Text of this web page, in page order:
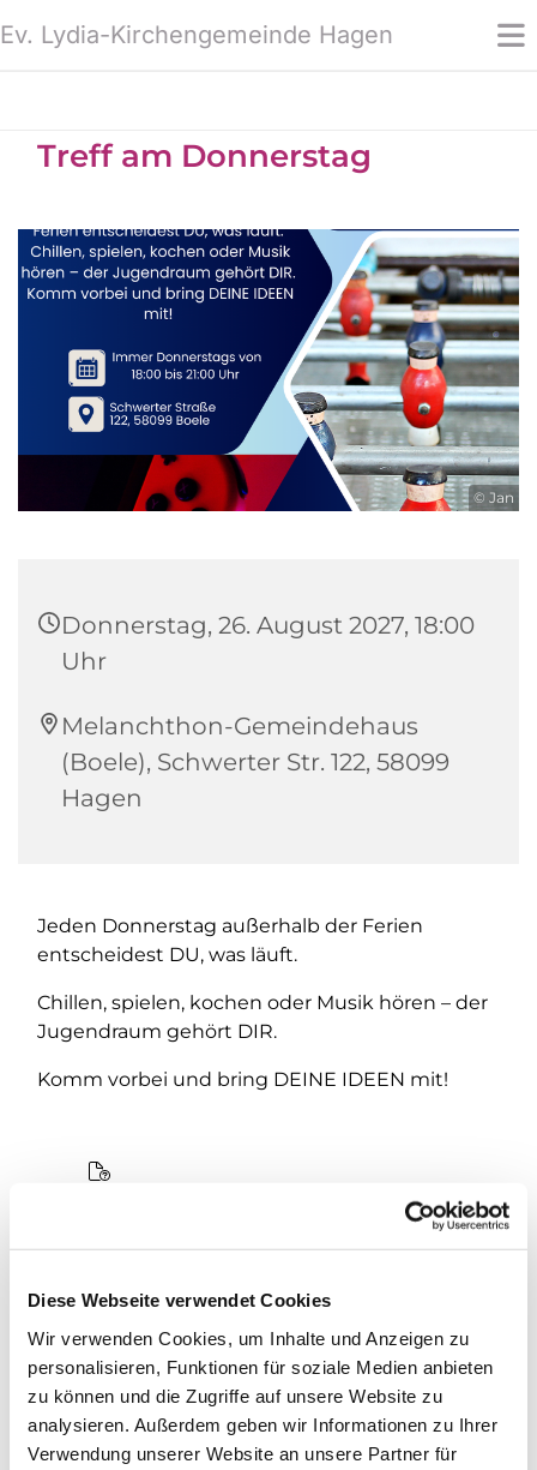
Diese Webseite verwendet Cookies
Wir verwenden Cookies, um Inhalte und Anzeigen zu
personalisieren, Funktionen für soziale Medien anbieten
zu können und die Zugriffe auf unsere Website zu
analysieren. Außerdem geben wir Informationen zu Ihrer
Verwendung unserer Website an unsere Partner für
Ev. Lydia-Kirchengemeinde Hagen
Treff am Donnerstag
© Jan
Donnerstag, 26. August 2027, 18:00
Uhr
Melanchthon-Gemeindehaus
(Boele), Schwerter Str. 122, 58099
Hagen
Jeden Donnerstag außerhalb der Ferien
entscheidest DU, was läuft.
Chillen, spielen, kochen oder Musik hören – der
Jugendraum gehört DIR.
Komm vorbei und bring DEINE IDEEN mit!